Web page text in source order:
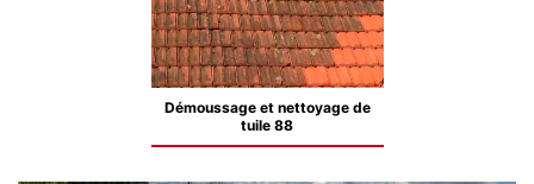
Démoussage et nettoyage de
tuile 88